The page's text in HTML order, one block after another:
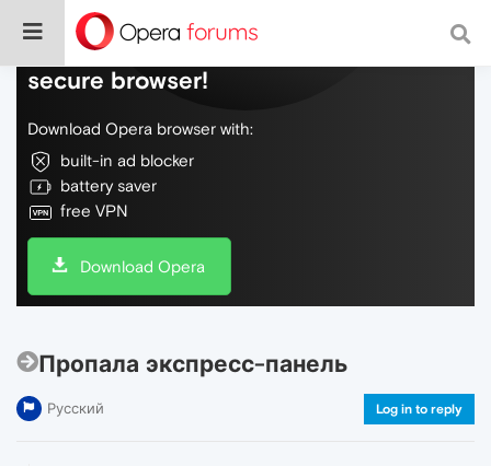
Do more on the web, with a fast and
secure browser!
Download Opera browser with:
built-in ad blocker
battery saver
free VPN
Download Opera
Пропала экспресс-панель
Русский Log in to reply